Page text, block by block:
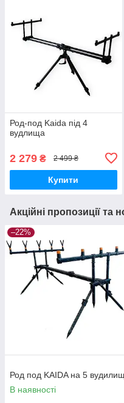
Род-под Kaida під 4
вудлища
2 279 ₴ 2 499 ₴
Купити
Акційні пропозиції та
–22%
Род под KAIDA на 5 вудилищ
В наявності